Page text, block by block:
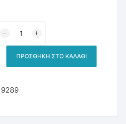
ΤΟΥ
ΠΡΟΣΘΉΚΗ ΣΤΟ ΚΑΛΆΘΙ
9289